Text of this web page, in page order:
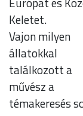
Keletet.
Vajon milyen
állatokkal
találkozott a
művész a
témakeresés